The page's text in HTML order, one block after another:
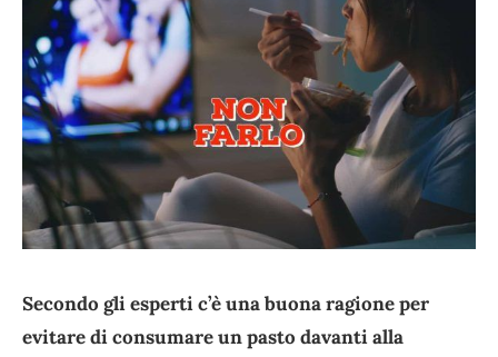
Secondo gli esperti c’è una buona ragione per
evitare di consumare un pasto davanti alla